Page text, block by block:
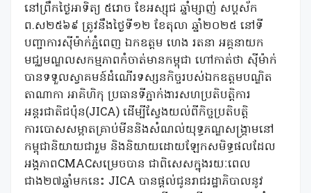
នៅព្រឹកថ្ងៃអាទិត្យ ៥រោច ខែអស្សុជ ឆ្នាំម្សាញ់ សប្តស័ក
ព.ស២៥៦៩ ត្រូវនឹងថ្ងៃទី១២ ខែតុលា ឆ្នាំ២០២៥ នៅទី
បញ្ជាការស៊ីម៉ាក់ភ្នំពេញ ឯកឧត្តម ហេង រតនា អគ្គនាយក
មជ្ឈមណ្ឌលសកម្មភាពកំចាត់មានកម្ពុជា ហៅកាត់ថា ស៊ីម៉ាក់
បានទទួលស្វាគមន៍ដំណើរទស្សនកិច្ចរបស់ឯកឧត្តមបណ្ឌិត
តាណាកា អាគិហិកុ ប្រធានទីភ្នាក់ងារសហប្រតិបត្តិការ
អន្តរជាតិជប៉ុន(JICA) ដើម្បីស្វែងយល់ពីកិច្ចប្រតិបត្តិ
ការបោសសម្អាតគ្រាប់មីននិងសំណល់យុទ្ធភណ្ឌសង្គ្រាមនៅ
កម្ពុជានិយាយជារួម និងនិយាយដោយឡែកសមិទ្ធផលដែល
អង្គភាពCMACសម្រេចបាន ជាពិសេសក្នុងរយៈពេល
ជាង២៧ឆ្នាំមកនេះ JICA បានផ្តល់ជូនរាជរដ្ឋាភិបាលនូវ